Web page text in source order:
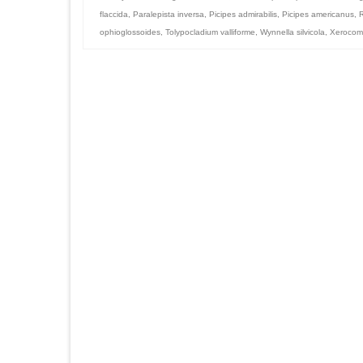
flaccida
Paralepista inversa Picipes admirabilis Picipes americanus
ophioglossoides Tolypocladium valliforme Wynnella silvicola